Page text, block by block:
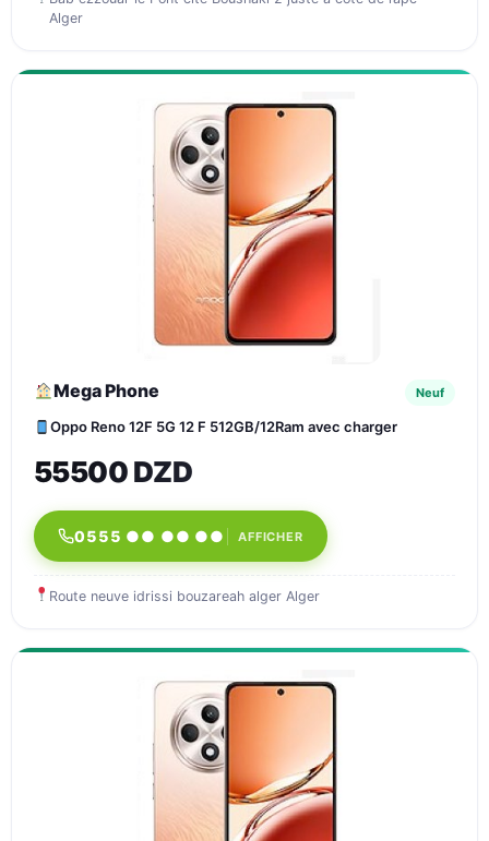
Alger
Mega Phone Neuf
Oppo Reno 12F 5G 12 F 512GB/12Ram avec charger
55500 DZD
0555 ●● ●● ●● AFFICHER
Route neuve idrissi bouzareah alger Alger